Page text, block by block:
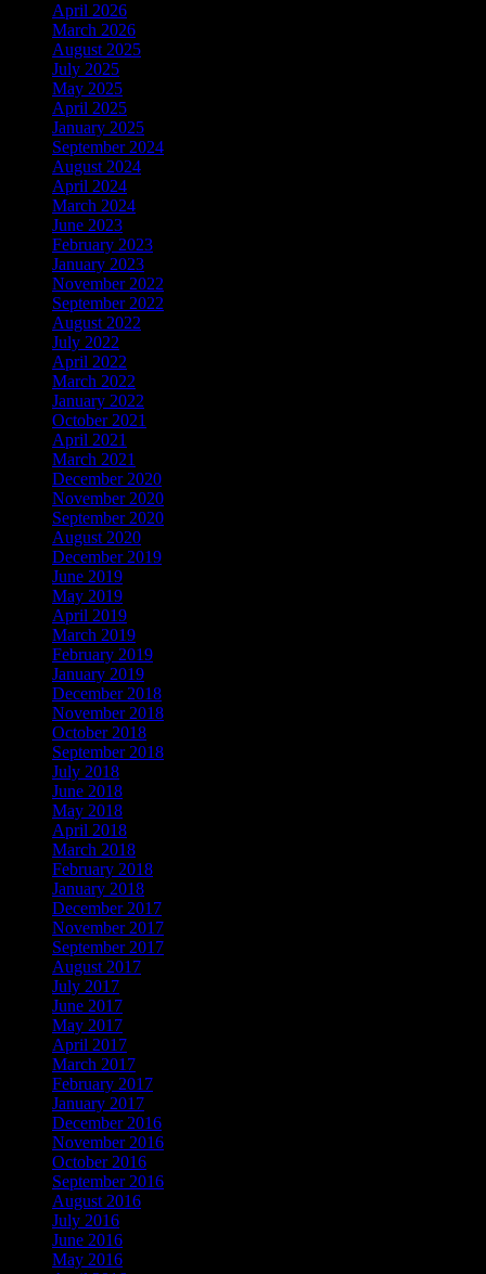
April 2026
March 2026
August 2025
July 2025
May 2025
April 2025
January 2025
September 2024
August 2024
April 2024
March 2024
June 2023
February 2023
January 2023
November 2022
September 2022
August 2022
July 2022
April 2022
March 2022
January 2022
October 2021
April 2021
March 2021
December 2020
November 2020
September 2020
August 2020
December 2019
June 2019
May 2019
April 2019
March 2019
February 2019
January 2019
December 2018
November 2018
October 2018
September 2018
July 2018
June 2018
May 2018
April 2018
March 2018
February 2018
January 2018
December 2017
November 2017
September 2017
August 2017
July 2017
June 2017
May 2017
April 2017
March 2017
February 2017
January 2017
December 2016
November 2016
October 2016
September 2016
August 2016
July 2016
June 2016
May 2016